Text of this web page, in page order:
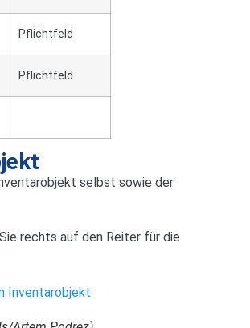
Pflichtfeld
Pflichtfeld
selbst sowie der
rechts auf den Reiter für die